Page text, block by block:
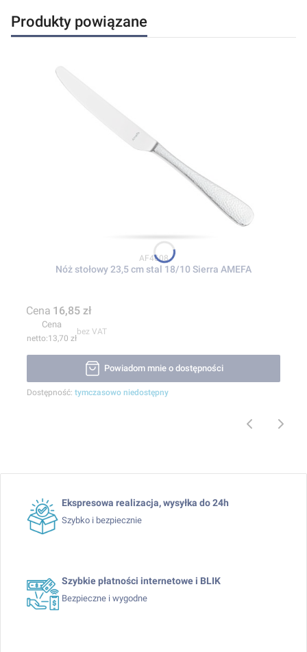
Produkty powiązane
Kod produktu
AF4608
Nóż stołowy 23,5 cm stal 18/10 Sierra AMEFA
Cena 16,85 zł
Cena
13,70 zł
bez VAT
Powiadom mnie o dostępności
Dostępność: tymczasowo niedostępny
Ekspresowa realizacja, wysyłka do 24h
Szybko i bezpiecznie
Szybkie płatności internetowe i BLIK
Bezpieczne i wygodne